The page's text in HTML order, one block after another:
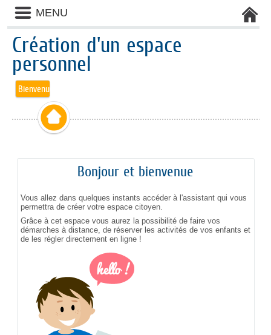
Liste
des
avertissements
MENU
Création d'un espace
personnel
Bienvenue
Bonjour et bienvenue
Vous allez dans quelques instants accéder à l'assistant qui vous
permettra de créer votre espace citoyen.
Grâce à cet espace vous aurez la possibilité de faire vos
démarches à distance, de réserver les activités de vos enfants et
de les régler directement en ligne !